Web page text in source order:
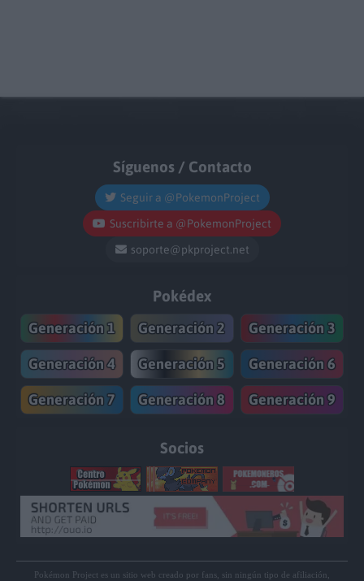
Síguenos / Contacto
Seguir a @PokemonProject
Suscribirte a @PokemonProject
soporte@pkproject.net
Pokédex
Generación 1
Generación 2 Generación 3
Generación 4 Generación 5 Generación 6
Generación 7 Generación 8 Generación 9
Socios
Pokémon Project es un sitio web creado por fans, sin ningún tipo de afiliación,